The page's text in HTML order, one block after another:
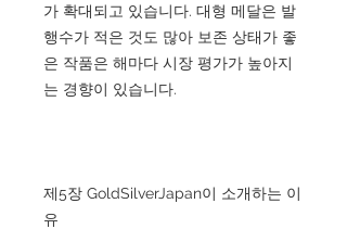
가 확대되고 있습니다. 대형 메달은 발
행수가 적은 것도 많아 보존 상태가 좋
은 작품은 해마다 시장 평가가 높아지
는 경향이 있습니다.
제5장 GoldSilverJapan이 소개하는 이
유